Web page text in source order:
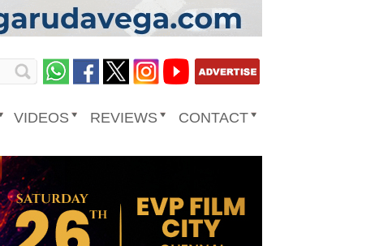
VIDEOS REVIEWS CONTACT